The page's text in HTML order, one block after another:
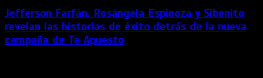
Jefferson Farfán, Rosángela Espinoza y Sibenito
revelan las historias de éxito detrás de la nueva
campaña de Te Apuesto